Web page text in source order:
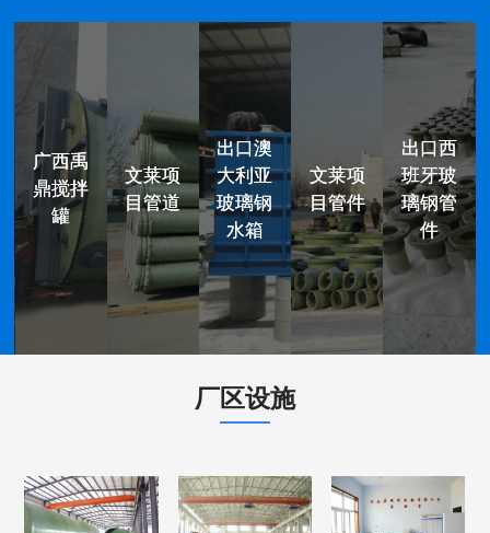
广西禹
鼎搅拌
罐
广西禹
鼎搅拌
罐
文莱项
目管道
文莱项
目管道
出口澳
大利亚
玻璃钢
水箱
出口澳
大利亚
玻璃钢
水箱
文莱项
目管件
文莱项
目管件
出口西
班牙玻
璃钢管
件
出口西
班牙玻
璃钢管
件
厂区设施